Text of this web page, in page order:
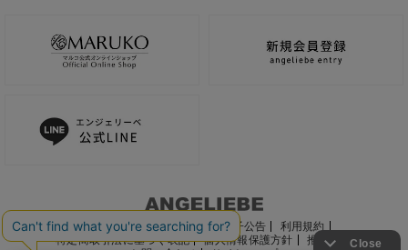
ご利用ガイド 会社概要 電子公告
利用規約
特定商取引法に基づく表記
個人情報保護方針
推奨環境